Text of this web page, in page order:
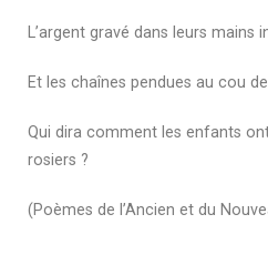
L’argent gravé dans leurs mains
Et les chaînes pendues au cou
Qui dira comment les enfants
rosiers ?
(Poèmes de l’Ancien et du